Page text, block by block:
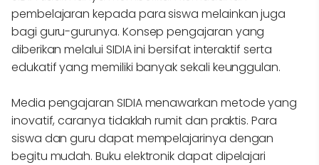
pembelajaran kepada para siswa melainkan juga
bagi guru-gurunya. Konsep pengajaran yang
diberikan melalui SIDIA ini bersifat interaktif serta
edukatif yang memiliki banyak sekali keunggulan.
Media pengajaran SIDIA menawarkan metode yang
inovatif, caranya tidaklah rumit dan praktis. Para
siswa dan guru dapat mempelajarinya dengan
begitu mudah. Buku elektronik dapat dipelajari